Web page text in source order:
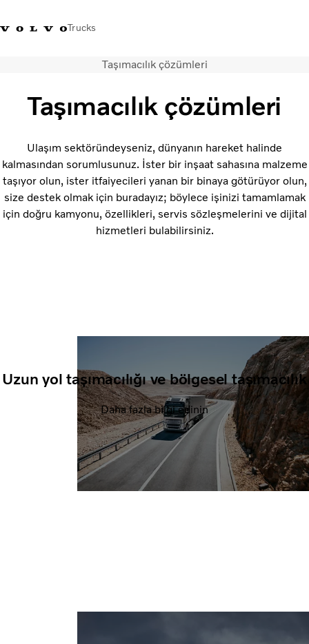
Trucks
Volvo Trucks MağazasıOturum açınTürkiye
Taşımacılık çözümleri
Hizmetler
Bayi arama
Haberler
Hakkımızda
Bize Ulaşın
Taşımacılık çözümleri
Taşımacılık çözümleri
Ulaşım sektöründeyseniz, dünyanın hareket halinde
kalmasından sorumlusunuz. İster bir inşaat sahasına malzeme
taşıyor olun, ister itfaiyecileri yanan bir binaya götürüyor olun,
size destek olmak için buradayız; böylece işinizi tamamlamak
için doğru kamyonu, özellikleri, servis sözleşmelerini ve dijital
hizmetleri bulabilirsiniz.
Uzun yol taşımacılığı ve bölgesel taşımacılık
Daha fazla bilgi edinin